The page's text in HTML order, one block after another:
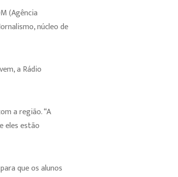
(Agência
núcleo de
a Rádio
a região. “A
eles estão
que os alunos